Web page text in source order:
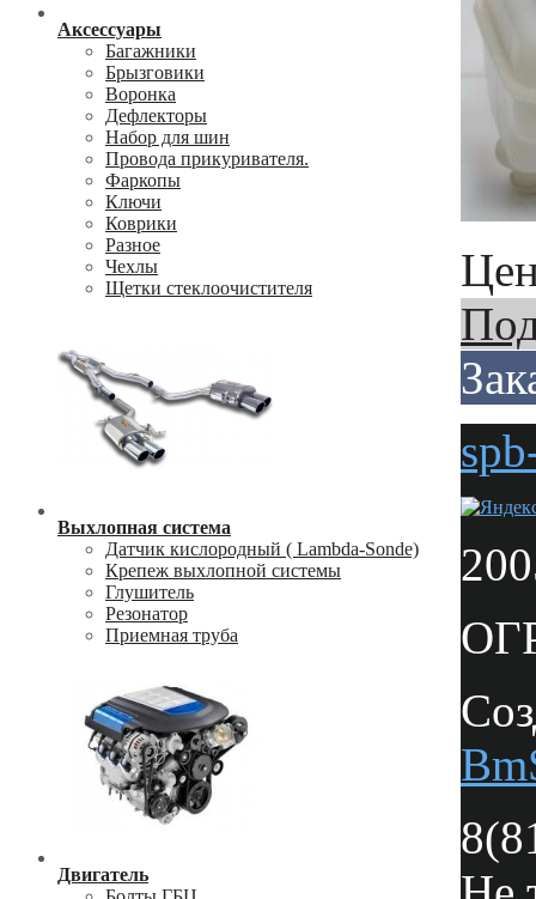
Аксессуары
Багажники
Брызговики
Воронка
Дефлекторы
Набор для шин
Провода прикуривателя.
Фаркопы
Ключи
Коврики
Разное
Чехлы
Щетки стеклоочистителя
Выхлопная система
Датчик кислородный ( Lambda-Sonde)
Крепеж выхлопной системы
Глушитель
Резонатор
Приемная труба
Двигатель